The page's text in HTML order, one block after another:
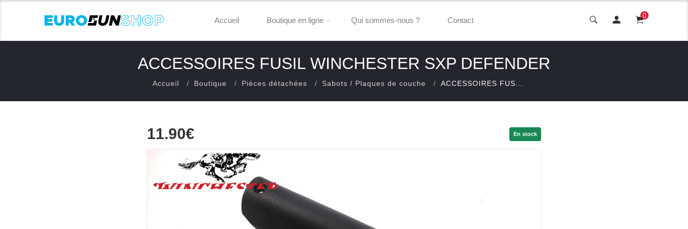
Accueil Boutique en ligne Qui sommes-nous ? Contact
0
ACCESSOIRES FUSIL WINCHESTER SXP DEFENDER
Accueil Boutique Pièces détachées Sabots / Plaques de couche ACCESSOIRES FUS...
11.90€ En stock